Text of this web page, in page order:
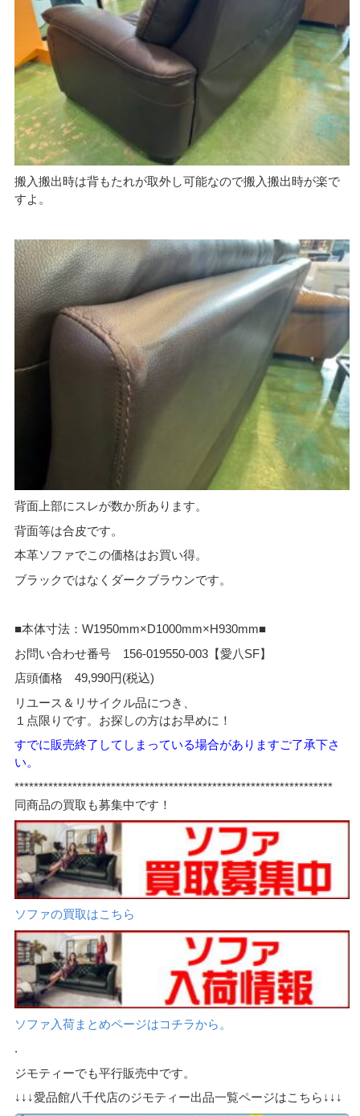
搬入搬出時は背もたれが取外し可能なので搬入搬出時が楽で
すよ。
背面上部にスレが数か所あります。
背面等は合皮です。
本革ソファでこの価格はお買い得。
ブラックではなくダークブラウンです。
■本体寸法：W1950mm×D1000mm×H930mm■
お問い合わせ番号 156-019550-003【愛八SF】
店頭価格 49,990円(税込)
リユース＆リサイクル品につき、
１点限りです。お探しの方はお早めに！
すでに販売終了してしまっている場合がありますご了承下さ
い。
******************************************************************
同商品の買取も募集中です！
ソファの買取はこちら
ソファ入荷まとめページはコチラから。
.
ジモティーでも平行販売中です。
↓↓↓愛品館八千代店のジモティー出品一覧ページはこちら↓↓↓